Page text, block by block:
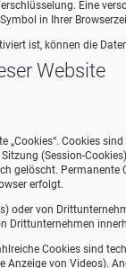
Eine
in Ihrer
ist, können die
Website
„Cookies“. Cookies
(Session-
gelöscht.
erfolgt.
oder von
Drittunternehmen
Cookies sind
Anzeige von Videos).